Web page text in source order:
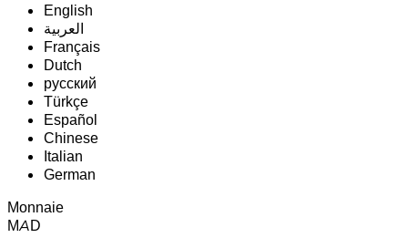
English
‏العربية‏
Français
Dutch
русский
Türkçe
Español
Chinese
Italian
German
Monnaie
MAD